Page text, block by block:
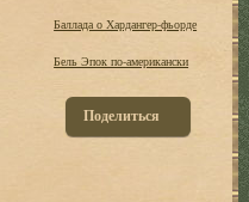
Баллада о Хардангер-фьорде
Бель Эпок по-американски
Поделиться